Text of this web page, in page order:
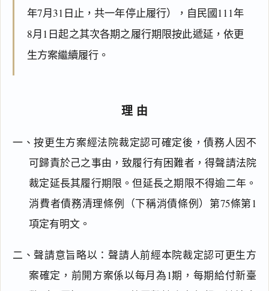
年7月31日止，共一年停止履行），自民國111年
8月1日起之其次各期之履行期限按此遞延，依更
生方案繼續履行。
理由
一、按更生方案經法院裁定認可確定後，債務人因不
可歸責於己之事由，致履行有困難者，得聲請法院
裁定延長其履行期限。但延長之期限不得逾二年。
消費者債務清理條例（下稱消債條例）第75條第1
項定有明文。
二、聲請意旨略以：聲請人前經本院裁定認可更生方
案確定，前開方案係以每月為1期，每期給付新臺